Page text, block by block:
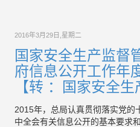
2016年3月29日,星期二
国家安全生产监督
府信息公开工作年
【转 ：国家安全
2015年，总局认真贯彻落实党的
中全会有关信息公开的基本要求